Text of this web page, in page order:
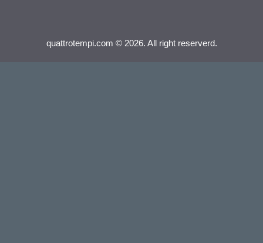
quattrotempi.com © 2026. All right reserverd.